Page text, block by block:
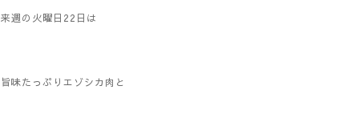
来週の火曜日22日は
旨味たっぷりエゾシカ肉と